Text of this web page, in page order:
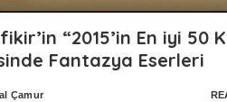
“2015’in En iyi 50
Fantazya Eserleri
Çamur